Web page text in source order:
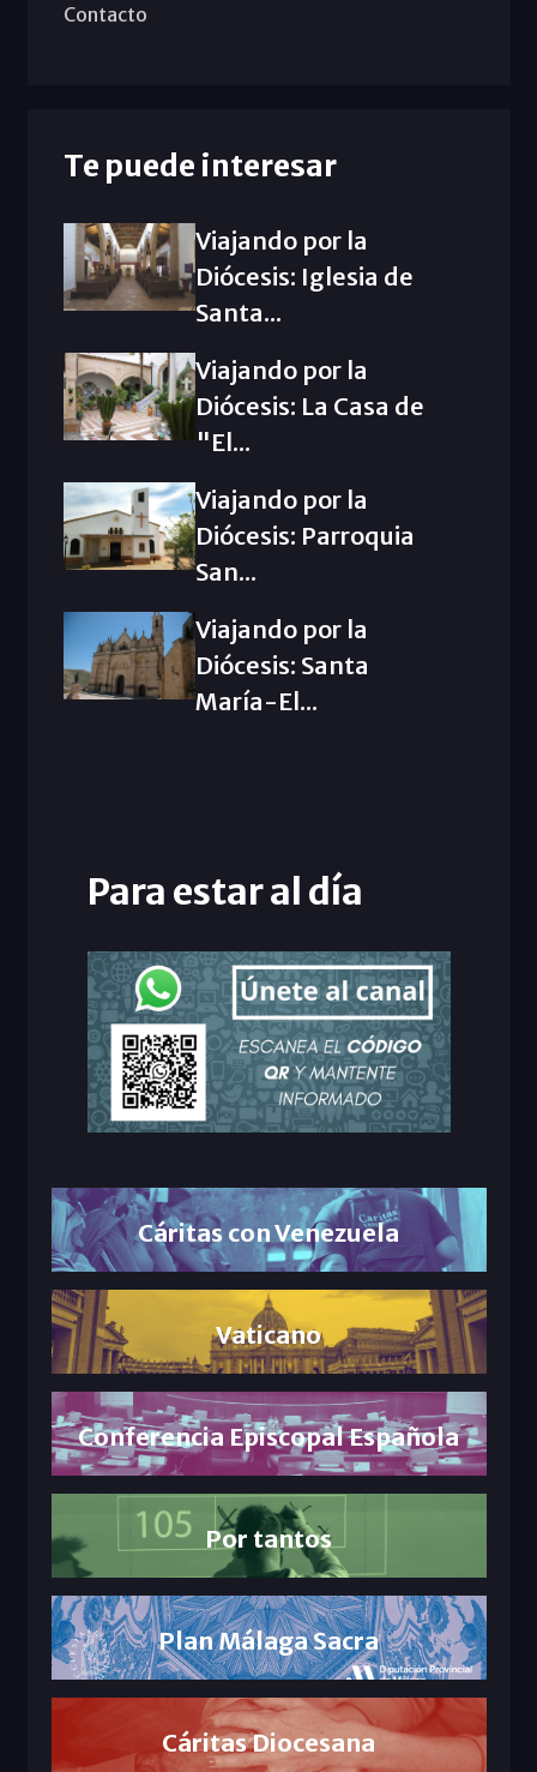
Contacto
Te puede interesar
Viajando por la
Diócesis: Iglesia de
Santa...
Viajando por la
Diócesis: La Casa de
"El...
Viajando por la
Diócesis: Parroquia
San...
Viajando por la
Diócesis: Santa
María-El...
Para estar al día
Cáritas con Venezuela
Vaticano
Conferencia Episcopal Española
Por tantos
Plan Málaga Sacra
Cáritas Diocesana